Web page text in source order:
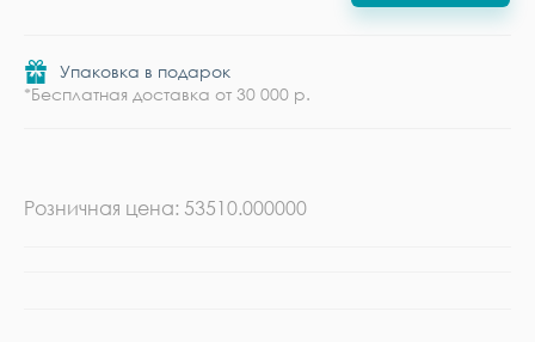
Упаковка в подарок
*Бесплатная доставка от 30 000 р.
Розничная цена: 53510.000000